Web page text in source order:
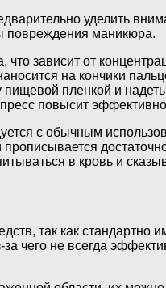
уделить
повреждения маникюра.
что зависит от
на кончики
пленкой и
повысит
с обычным
в кровь и
так как стандартно
чего не всегда